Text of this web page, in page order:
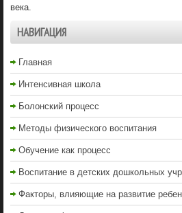
века.
НАВИГАЦИЯ
Главная
Интенсивная школа
Болонский процесс
Методы физического воспитания
Обучение как процесс
Воспитание в детских дошкольных
Факторы, влияющие на развитие